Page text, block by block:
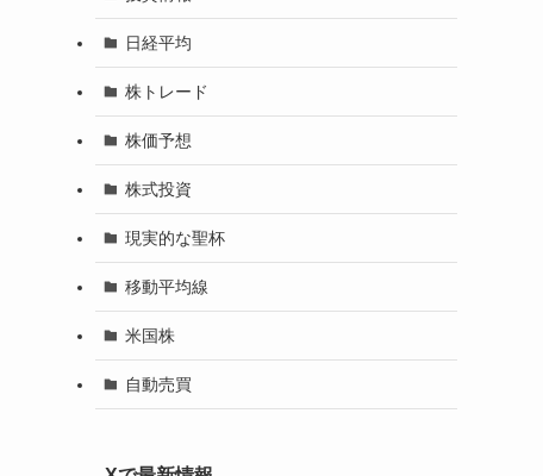
日経平均
株トレード
株価予想
株式投資
現実的な聖杯
移動平均線
米国株
自動売買